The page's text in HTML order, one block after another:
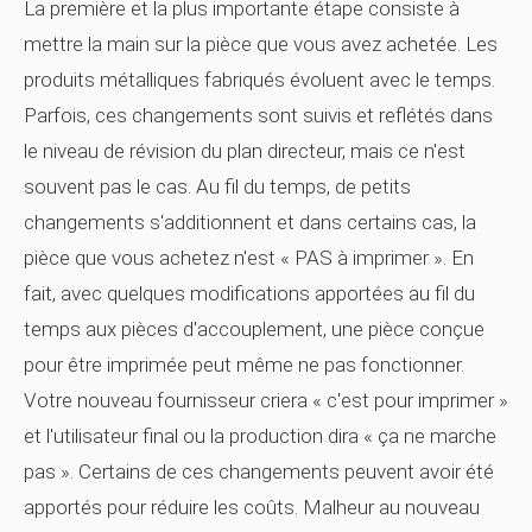
La première et la plus importante étape consiste à
mettre la main sur la pièce que vous avez achetée. Les
produits métalliques fabriqués évoluent avec le temps.
Parfois, ces changements sont suivis et reflétés dans
le niveau de révision du plan directeur, mais ce n'est
souvent pas le cas. Au fil du temps, de petits
changements s'additionnent et dans certains cas, la
pièce que vous achetez n'est « PAS à imprimer ». En
fait, avec quelques modifications apportées au fil du
temps aux pièces d'accouplement, une pièce conçue
pour être imprimée peut même ne pas fonctionner.
Votre nouveau fournisseur criera « c'est pour imprimer »
et l'utilisateur final ou la production dira « ça ne marche
pas ». Certains de ces changements peuvent avoir été
apportés pour réduire les coûts. Malheur au nouveau